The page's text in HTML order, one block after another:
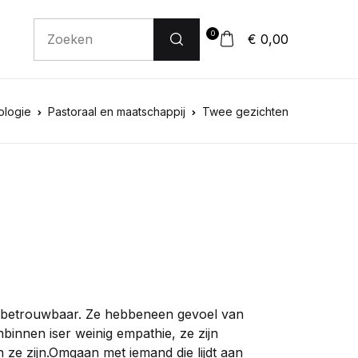
0 € 0,00
Pastoraal en maatschappij Twee gezichten
Ze hebbeneen gevoel van
iser weinig empathie, ze zijn
zijn.Omgaan met iemand die lijdt aan